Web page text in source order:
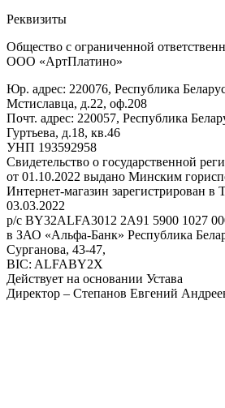
Реквизиты
Общество с ограниченной
ООО «АртПлатино»
Юр. адрес: 220076, Республика
Мстиславца, д.22, оф.208
Почт. адрес: 220057, Республика
Гуртьева, д.18, кв.46
УНП 193592958
Свидетельство о государственной
от 01.10.2022 выдано Минским
Интернет-магазин зарегистрирован в
03.03.2022
р/с BY32ALFA3012 2A91 5900 1027
в ЗАО «Альфа-Банк» Республика
Сурганова, 43-47,
BIC: ALFABY2X
Действует на основании Устава
Директор – Степанов Евгений